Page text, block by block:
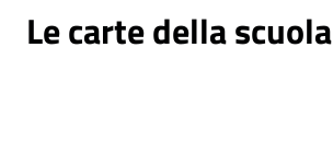
Le carte della scuola